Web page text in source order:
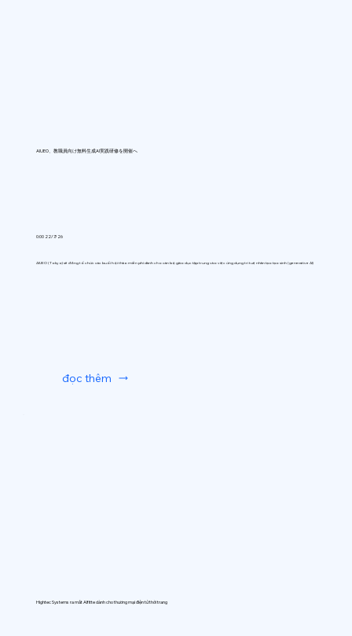
AIUEO、教職員向け無料生成AI実践研修を開催へ
0:00 22/7/26
AIUEO (Tokyo) sẽ đồng tổ chức các buổi hội thảo miễn phí dành cho cán bộ giáo dục tập trung vào việc ứng dụng trí tuệ nhân tạo tạo sinh (generative AI)
đọc thêm
Hightec Systems ra mắt AIfitte dành cho thương mại điện tử thời trang